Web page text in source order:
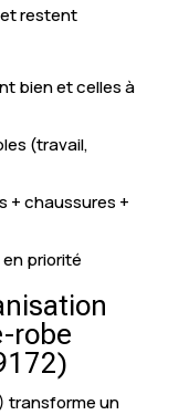
restent
bien et celles à
(travail,
+ chaussures +
priorité
robe
transforme un